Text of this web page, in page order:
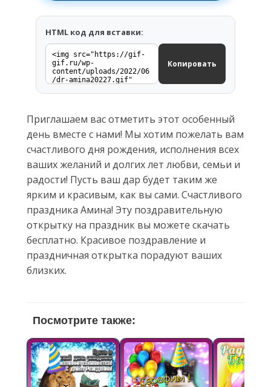
HTML код для вставки:
Копировать
Приглашаем вас отметить этот особенный
день вместе с нами! Мы хотим пожелать вам
счастливого дня рождения, исполнения всех
ваших желаний и долгих лет любви, семьи и
радости! Пусть ваш дар будет таким же
ярким и красивым, как вы сами. Счастливого
праздника Амина! Эту поздравительную
открытку на праздник вы можете скачать
бесплатно. Красивое поздравление и
праздничная открытка порадуют ваших
близких.
Посмотрите также: